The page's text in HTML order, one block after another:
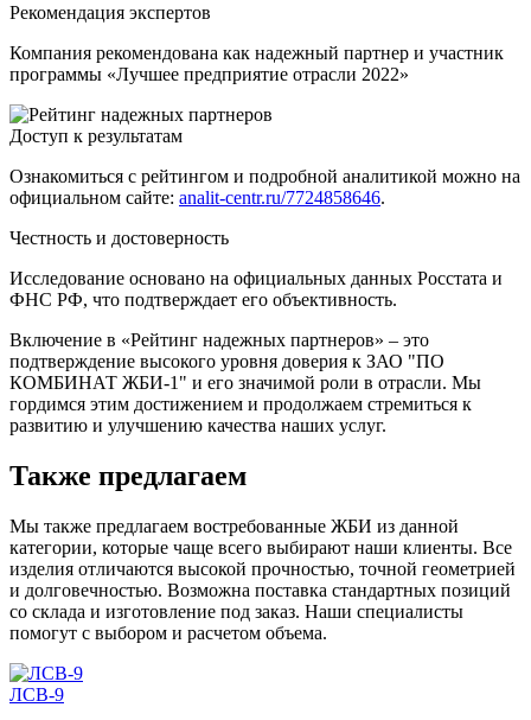
Рекомендация экспертов
Компания рекомендована как надежный партнер и участник
программы «Лучшее предприятие отрасли 2022»
Доступ к результатам
Ознакомиться с рейтингом и подробной аналитикой можно на
официальном сайте: analit-centr.ru/7724858646.
Честность и достоверность
Исследование основано на официальных данных Росстата и
ФНС РФ, что подтверждает его объективность.
Включение в «Рейтинг надежных партнеров» – это
подтверждение высокого уровня доверия к ЗАО "ПО
КОМБИНАТ ЖБИ-1" и его значимой роли в отрасли. Мы
гордимся этим достижением и продолжаем стремиться к
развитию и улучшению качества наших услуг.
Также предлагаем
Мы также предлагаем востребованные ЖБИ из данной
категории, которые чаще всего выбирают наши клиенты. Все
изделия отличаются высокой прочностью, точной геометрией
и долговечностью. Возможна поставка стандартных позиций
со склада и изготовление под заказ. Наши специалисты
помогут с выбором и расчетом объема.
ЛСВ-9